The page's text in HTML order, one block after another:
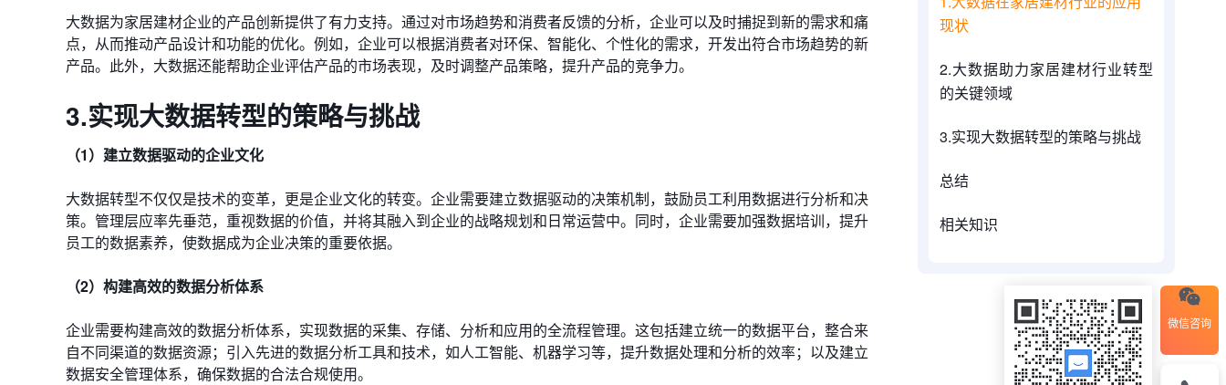
大数据为家居建材企业的产品创新提供了有力支持。通过对市场趋势和消费者反馈的分析，企业可以及时捕捉到新的需求和痛
点，从而推动产品设计和功能的优化。例如，企业可以根据消费者对环保、智能化、个性化的需求，开发出符合市场趋势的新
产品。此外，大数据还能帮助企业评估产品的市场表现，及时调整产品策略，提升产品的竞争力。
3.实现大数据转型的策略与挑战
（1）建立数据驱动的企业文化
大数据转型不仅仅是技术的变革，更是企业文化的转变。企业需要建立数据驱动的决策机制，鼓励员工利用数据进行分析和决
策。管理层应率先垂范，重视数据的价值，并将其融入到企业的战略规划和日常运营中。同时，企业需要加强数据培训，提升
员工的数据素养，使数据成为企业决策的重要依据。
（2）构建高效的数据分析体系
企业需要构建高效的数据分析体系，实现数据的采集、存储、分析和应用的全流程管理。这包括建立统一的数据平台，整合来
自不同渠道的数据资源；引入先进的数据分析工具和技术，如人工智能、机器学习等，提升数据处理和分析的效率；以及建立
数据安全管理体系，确保数据的合法合规使用。
现状
2.大数据助力家居建材行业转型
的关键领域
3.实现大数据转型的策略与挑战
总结
相关知识
微信咨询